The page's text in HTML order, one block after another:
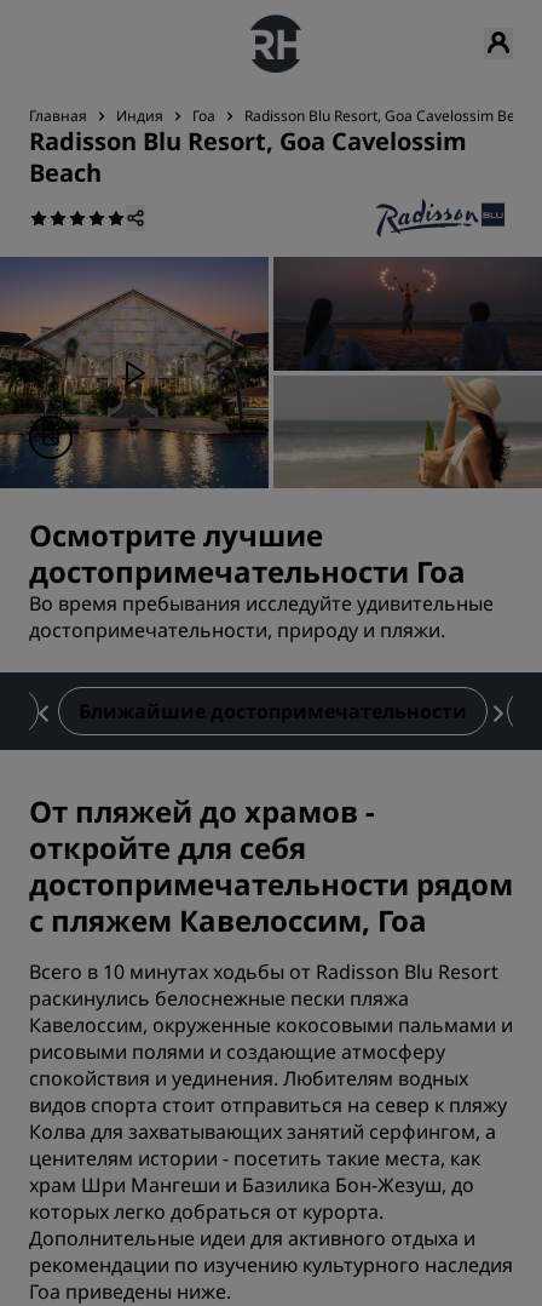
Главная Индия Гоа Radisson Blu Resort, Goa Cavelossim Beach
Radisson Blu Resort, Goa Cavelossim
Beach
Осмотрите лучшие
достопримечательности Гоа
Во время пребывания исследуйте удивительные
достопримечательности, природу и пляжи.
Ближайшие достопримечательности
От пляжей до храмов -
откройте для себя
достопримечательности рядом
с пляжем Кавелоссим, Гоа
Всего в 10 минутах ходьбы от Radisson Blu Resort
раскинулись белоснежные пески пляжа
Кавелоссим, окруженные кокосовыми пальмами и
рисовыми полями и создающие атмосферу
спокойствия и уединения. Любителям водных
видов спорта стоит отправиться на север к пляжу
Колва для захватывающих занятий серфингом, а
ценителям истории - посетить такие места, как
храм Шри Мангеши и Базилика Бон-Жезуш, до
которых легко добраться от курорта.
Дополнительные идеи для активного отдыха и
рекомендации по изучению культурного наследия
Гоа приведены ниже.